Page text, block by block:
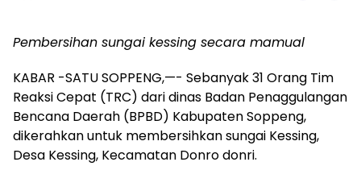
Pembersihan sungai kessing secara mamual
KABAR -SATU SOPPENG,—- Sebanyak 31 Orang Tim
Reaksi Cepat (TRC) dari dinas Badan Penaggulangan
Bencana Daerah (BPBD) Kabupaten Soppeng,
dikerahkan untuk membersihkan sungai Kessing,
Desa Kessing, Kecamatan Donro donri.